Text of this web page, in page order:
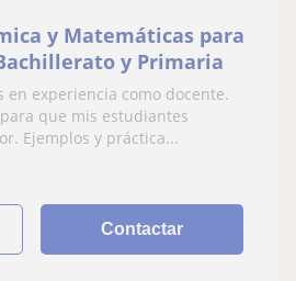
y Matemáticas para
y Primaria
en experiencia como docente.
que mis estudiantes
Ejemplos y práctica...
Contactar